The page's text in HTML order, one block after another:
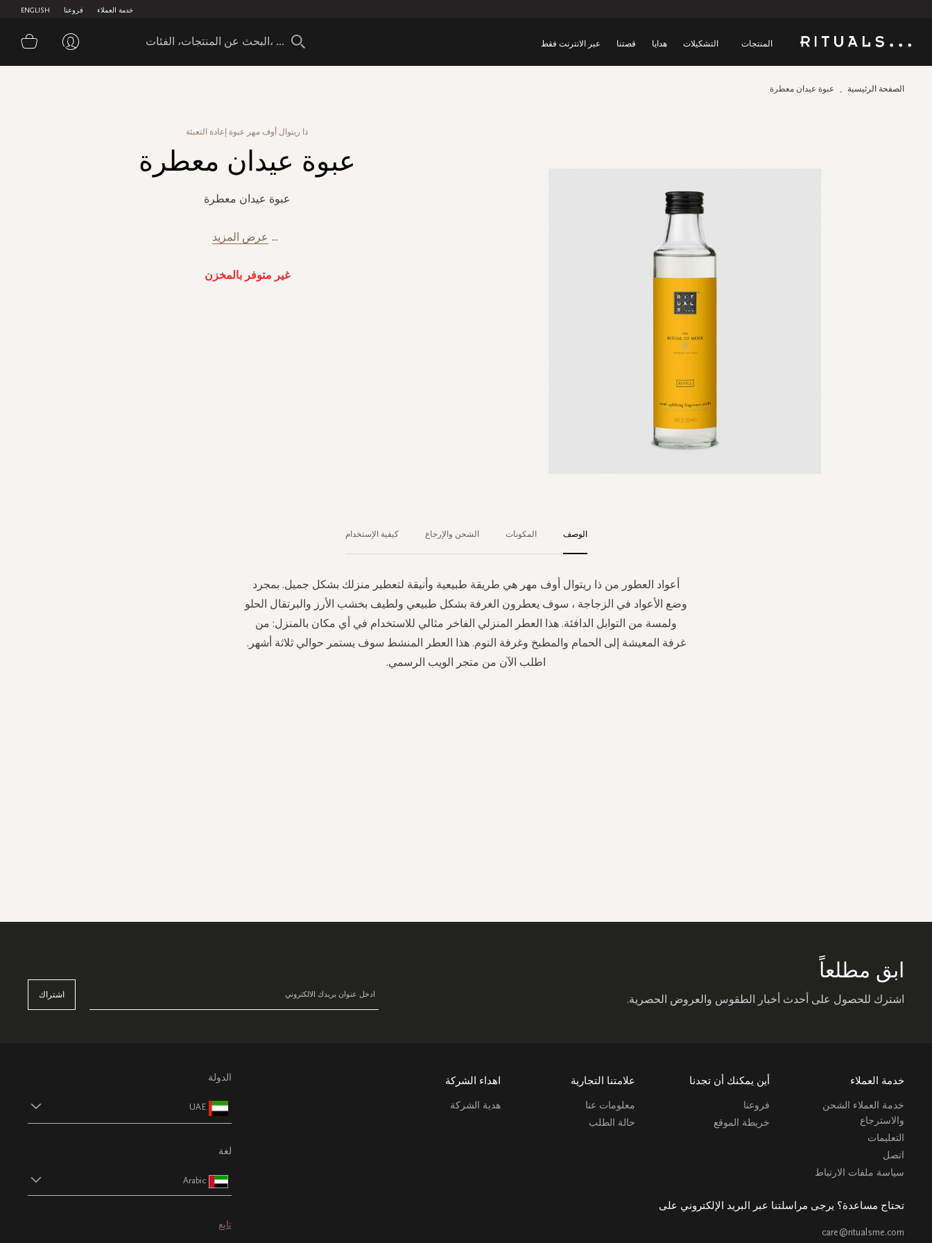
ENGLISH فروعنا خدمة العملاء
المنتجات التشكيلات هدايا قصتنا عبر الانترنت فقط سلة
الصفحة الرئيسية عبوة عيدان معطرة
ذا ريتوال أوف مهر عبوة إعادة التعبئة
عبوة عيدان معطرة
عبوة عيدان معطرة
... عرض المزيد
غير متوفر بالمخزن
الوصف
أعواد العطور من ذا ريتوال أوف مهر هي طريقة طبيعية وأنيقة لتعطير منزلك بشكل جميل. بمجرد
وضع الأعواد في الزجاجة ، سوف يعطرون الغرفة بشكل طبيعي ولطيف بخشب الأرز والبرتقال الحلو
ولمسة من التوابل الدافئة. هذا العطر المنزلي الفاخر مثالي للاستخدام في أي مكان بالمنزل: من
غرفة المعيشة إلى الحمام والمطبخ وغرفة النوم. هذا العطر المنشط سوف يستمر حوالي ثلاثة أشهر.
اطلب الآن من متجر الويب الرسمي.
المكونات الشحن والإرجاع كيفية الإستخدام
ابق مطلعاً
اشترك للحصول على أحدث أخبار الطقوس والعروض الحصرية. اشتراك
خدمة العملاء
خدمة العملاء الشحن
والاسترجاع
التعليمات
اتصل
سياسة ملفات الارتباط
أين يمكنك أن تجدنا
فروعنا
خريطة الموقع
علامتنا التجارية
معلومات عنا
حالة الطلب
اهداء الشركة
هدية الشركة
تحتاج مساعدة؟ يرجى مراسلتنا عبر البريد الإلكتروني على
care@ritualsme.com
الدولة
UAE
لغة
Arabic
تابع